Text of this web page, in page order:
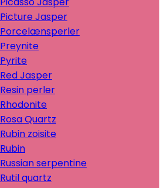
Picture Jasper
Porcelænsperler
Preynite
Pyrite
Red Jasper
Resin perler
Rhodonite
Rosa Quartz
Rubin zoisite
Rubin
Russian serpentine
Rutil quartz